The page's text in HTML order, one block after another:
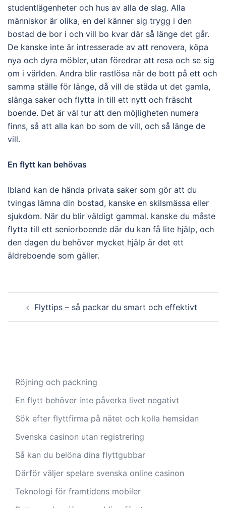
studentlägenheter och hus av alla de slag. Alla
människor är olika, en del känner sig trygg i den
bostad de bor i och vill bo kvar där så länge det går.
De kanske inte är intresserade av att renovera, köpa
nya och dyra möbler, utan föredrar att resa och se sig
om i världen. Andra blir rastlösa när de bott på ett och
samma ställe för länge, då vill de städa ut det gamla,
slänga saker och flytta in till ett nytt och fräscht
boende. Det är väl tur att den möjligheten numera
finns, så att alla kan bo som de vill, och så länge de
vill.
En flytt kan behövas
Ibland kan de hända privata saker som gör att du
tvingas lämna din bostad, kanske en skilsmässa eller
sjukdom. När du blir väldigt gammal. kanske du måste
flytta till ett seniorboende där du kan få lite hjälp, och
den dagen du behöver mycket hjälp är det ett
äldreboende som gäller.
navigation
Flyttips – så packar du smart och effektivt
Röjning och packning
En flytt behöver inte påverka livet negativt
Sök efter flyttfirma på nätet och kolla hemsidan
Svenska casinon utan registrering
Så kan du belöna dina flyttgubbar
Därför väljer spelare svenska online casinon
Teknologi för framtidens mobiler